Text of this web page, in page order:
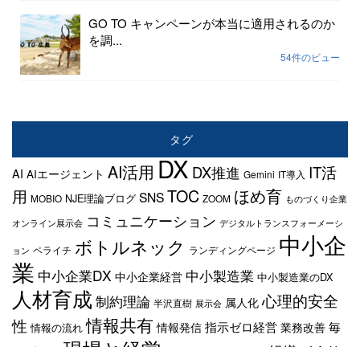
GO TO キャンペーンが本当に適用されるのか
を調...
54件のビュー
タグ
AI AIエージェント AI活用 DXDX推進 Gemini IT導入 IT活
用 MOBIO NJE理論ブログ SNSTOC ZOOM ほめ育 ものづくり企業
オンライン展示会 コミュニケーション デジタルトランスフォーメーシ
ョン ペライチ ボトルネック ランディングページ 中小企
業 中小企業DX 中小企業経営 中小製造業 中小製造業のDX
人材育成 制約理論 半沢直樹 展示会 属人化 心理的安全
性 情報の流れ 情報共有 情報発信 指示ゼロ経営 業務改善 毎